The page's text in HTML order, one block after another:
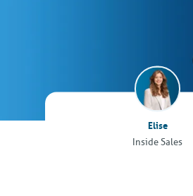
Elise
Inside Sales